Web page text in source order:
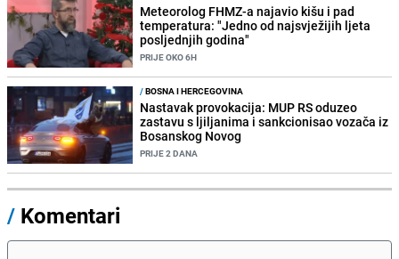
Meteorolog FHMZ-a najavio kišu i pad
temperatura: "Jedno od najsvježijih ljeta
posljednjih godina"
PRIJE OKO 6H
/BOSNA I HERCEGOVINA
Nastavak provokacija: MUP RS oduzeo
zastavu s ljiljanima i sankcionisao vozača iz
Bosanskog Novog
PRIJE 2 DANA
/ Komentari